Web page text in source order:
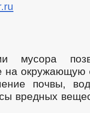
мусора
на окружающую
почвы,
вредных